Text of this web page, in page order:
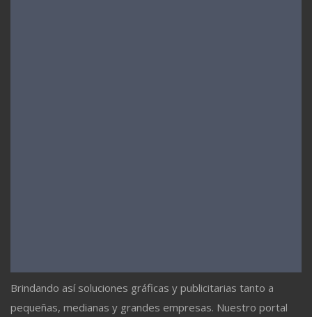
Brindando así soluciones gráficas y publicitarias tanto a
pequeñas, medianas y grandes empresas. Nuestro portal